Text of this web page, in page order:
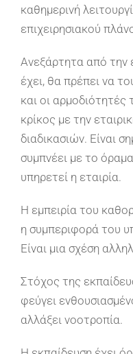
καθημερινή
επιχειρησιακού
Ανεξάρτητα από την
έχει, θα πρέπει να
και οι αρμοδιότητές
κρίκος με την
διαδικασιών. Είναι
συμπνέει με το
υπηρετεί η εταιρία.
Η εμπειρία του
η συμπεριφορά του
Είναι μια σχέση
Στόχος της
φεύγει
αλλάξει νοοτροπία.